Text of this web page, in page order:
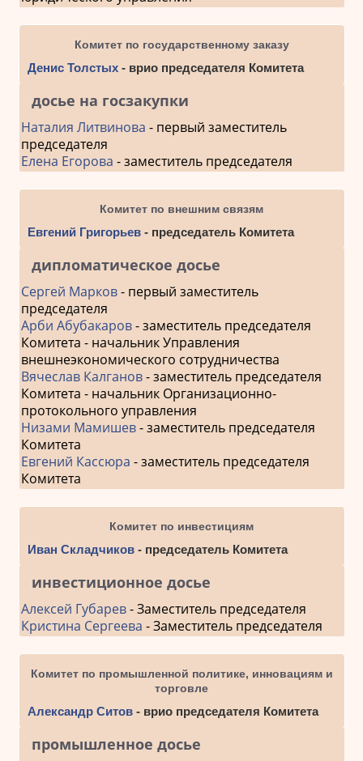
Комитет по государственному заказу
Денис Толстых- врио председателя Комитета
досье на госзакупки
Наталия Литвинова - первый заместитель
председателя
Елена Егорова - заместитель председателя
Комитет по внешним связям
Евгений Григорьев- председатель Комитета
дипломатическое досье
Сергей Марков- первый заместитель
председателя
Арби Абубакаров- заместитель председателя
Комитета - начальник Управления
внешнеэкономического сотрудничества
Вячеслав Калганов- заместитель председателя
Комитета - начальник Организационно-
протокольного управления
Низами Мамишев- заместитель председателя
Комитета
Евгений Кассюра - заместитель председателя
Комитета
Комитет по инвестициям
Иван Складчиков- председатель Комитета
инвестиционное досье
Алексей Губарев- Заместитель председателя
Кристина Сергеева - Заместитель председателя
Комитет по промышленной политике, инновациям и
торговле
Александр Ситов- врио председателя Комитета
промышленное досье